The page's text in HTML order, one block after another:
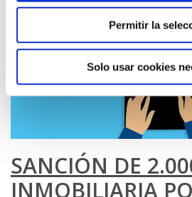
Permitir la
Solo usar cookies
SANCIÓN DE
INMOBILIARIA